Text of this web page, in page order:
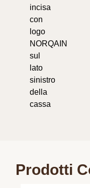
incisa
con
logo
NORQAIN
sul
lato
sinistro
della
cassa
Prodotti